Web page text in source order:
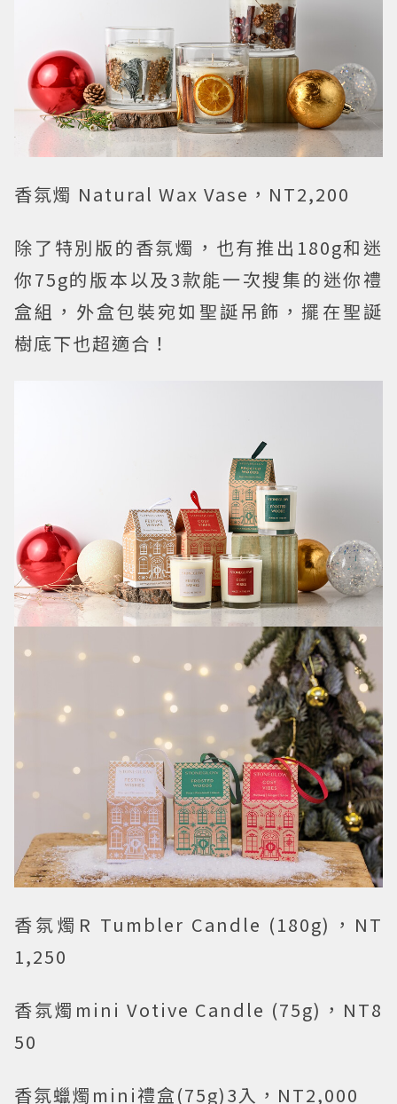
香氛燭 Natural Wax Vase，NT2,200
除了特別版的香氛燭，也有推出180g和迷
你75g的版本以及3款能一次搜集的迷你禮
盒組，外盒包裝宛如聖誕吊飾，擺在聖誕
樹底下也超適合！
香氛燭R Tumbler Candle (180g)，NT
1,250
香氛燭mini Votive Candle (75g)，NT8
50
香氛蠟燭mini禮盒(75g)3入，NT2,000